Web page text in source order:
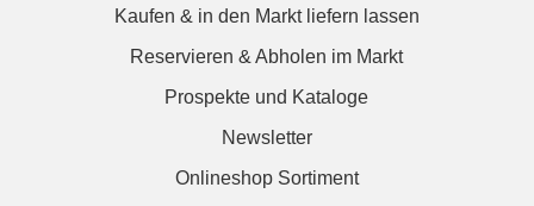
Kaufen & in den Markt liefern lassen
Reservieren & Abholen im Markt
Prospekte und Kataloge
Newsletter
Onlineshop Sortiment